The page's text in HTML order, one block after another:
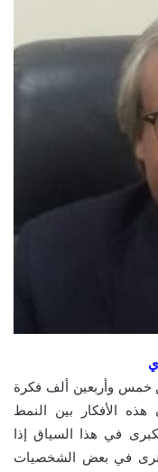
خمس وأربعين ألف فكرة
الأفكار بين النمط
في هذا السياق إذا
نرى في بعض الشخصيات